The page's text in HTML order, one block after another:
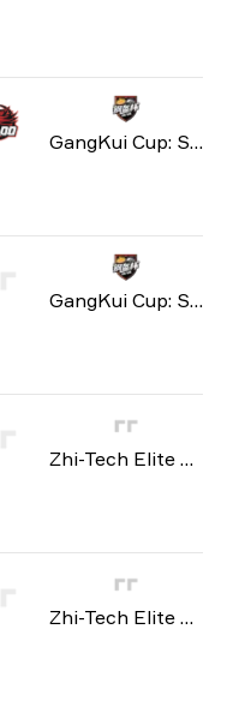
GangKui Cup: Season 2 2026
GangKui Cup: Season 2 2026
Zhi-Tech Elite Masters: Closed Qualifier 2026
Zhi-Tech Elite Masters: Closed Qualifier 2026